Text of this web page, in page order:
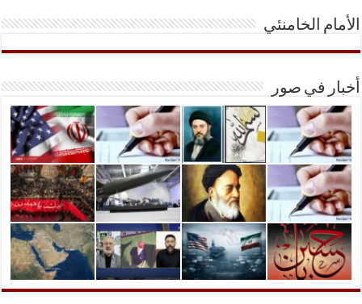
الأمام الخامنئي
أخبار في صور